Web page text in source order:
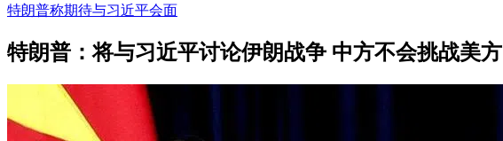
特朗普称期待与习近平会面
特朗普：将与习近平讨论伊朗战争 中方不会挑战美方